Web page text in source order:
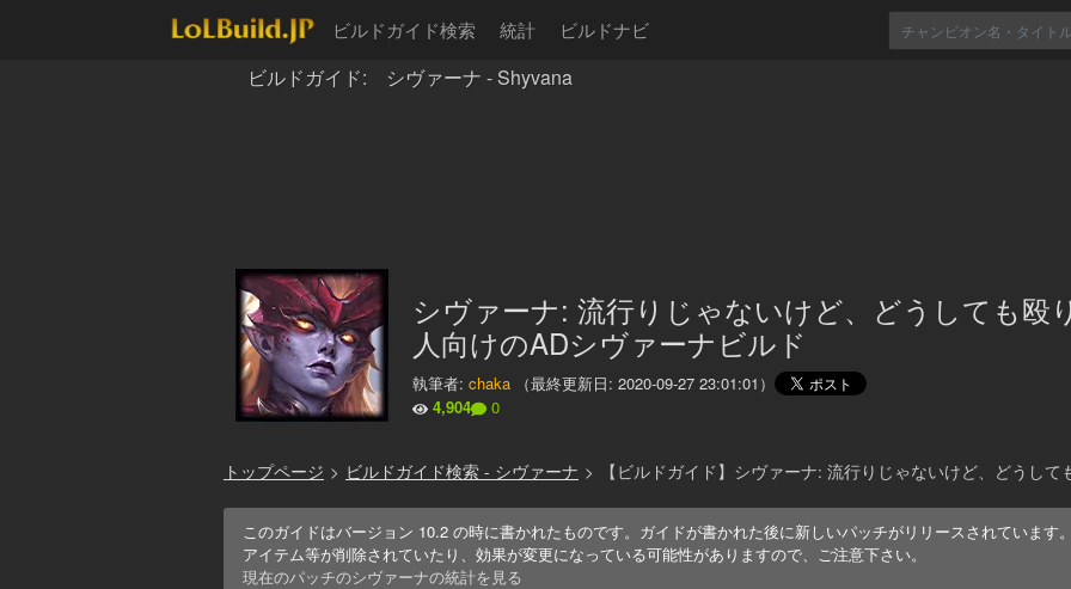
ビルドガイド検索 統計 ビルドナビ
ビルドガイド: シヴァーナ - Shyvana
シヴァーナ: 流行りじゃないけど、どうしても殴
人向けのADシヴァーナビルド
執筆者: chaka （最終更新日: 2020-09-27 23:01:01 ）
4,904
0
トップページ > ビルドガイド検索 - シヴァーナ > 【ビルドガイド】シヴァーナ: 流行りじゃないけど、どうし
このガイドはバージョン 10.2 の時に書かれたものです。ガイドが書かれた後に新しいパッチがリリースされています
アイテム等が削除されていたり、効果が変更になっている可能性がありますので、ご注意下さい。
現在のパッチのシヴァーナの統計を見る